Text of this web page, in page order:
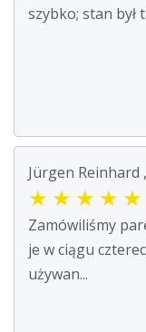
szybko; stan był
Jürgen Reinhard
★ ★ ★ ★ ★
Zamówiliśmy
je w ciągu
używan...